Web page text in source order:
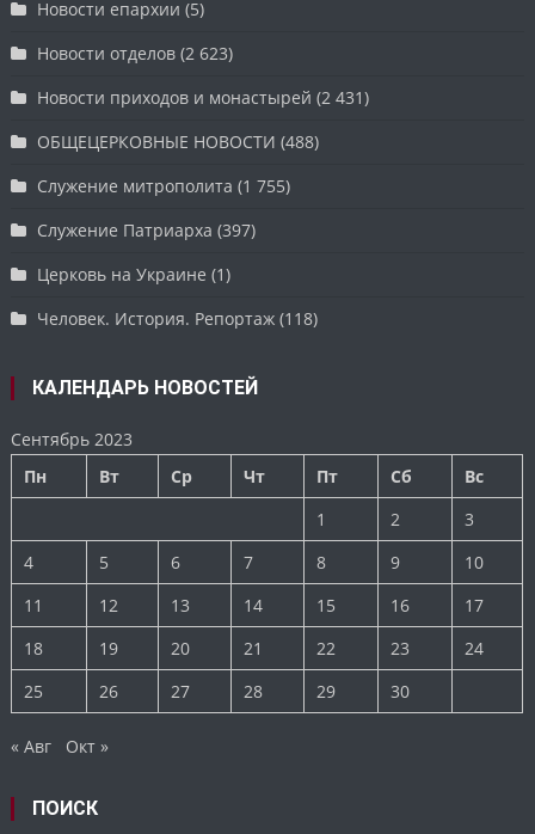
Новости епархии (5)
Новости отделов (2 623)
Новости приходов и монастырей (2 431)
ОБЩЕЦЕРКОВНЫЕ НОВОСТИ (488)
Служение митрополита (1 755)
Служение Патриарха (397)
Церковь на Украине (1)
Человек. История. Репортаж (118)
КАЛЕНДАРЬ НОВОСТЕЙ
Сентябрь 2023
Пн
Вт Ср Чт Пт Сб
Вс
1
2
3
4
5 6 7 8 9
10
11
12 13 14 15 16
17
18
19 20 21 22 23
24
25
26 27 28 29 30
« Авг Окт »
ПОИСК